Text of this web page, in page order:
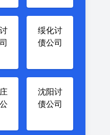
绥化讨
债公司
沈阳讨
债公司